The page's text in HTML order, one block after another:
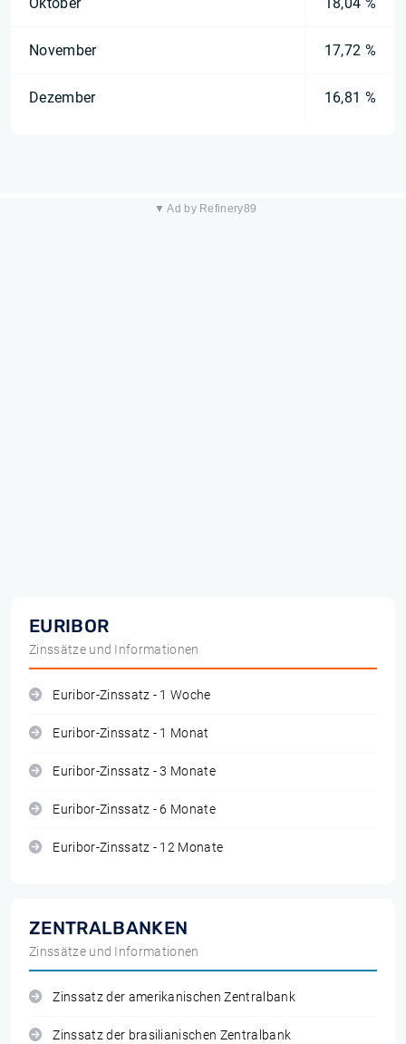
November 17,72 %
Dezember 16,81 %
▼ Ad by Refinery89
EURIBOR
Zinssätze und Informationen
Euribor-Zinssatz - 1 Woche
Euribor-Zinssatz - 1 Monat
Euribor-Zinssatz - 3 Monate
Euribor-Zinssatz - 6 Monate
Euribor-Zinssatz - 12 Monate
ZENTRALBANKEN
Zinssätze und Informationen
Zinssatz der amerikanischen Zentralbank
Zinssatz der brasilianischen Zentralbank